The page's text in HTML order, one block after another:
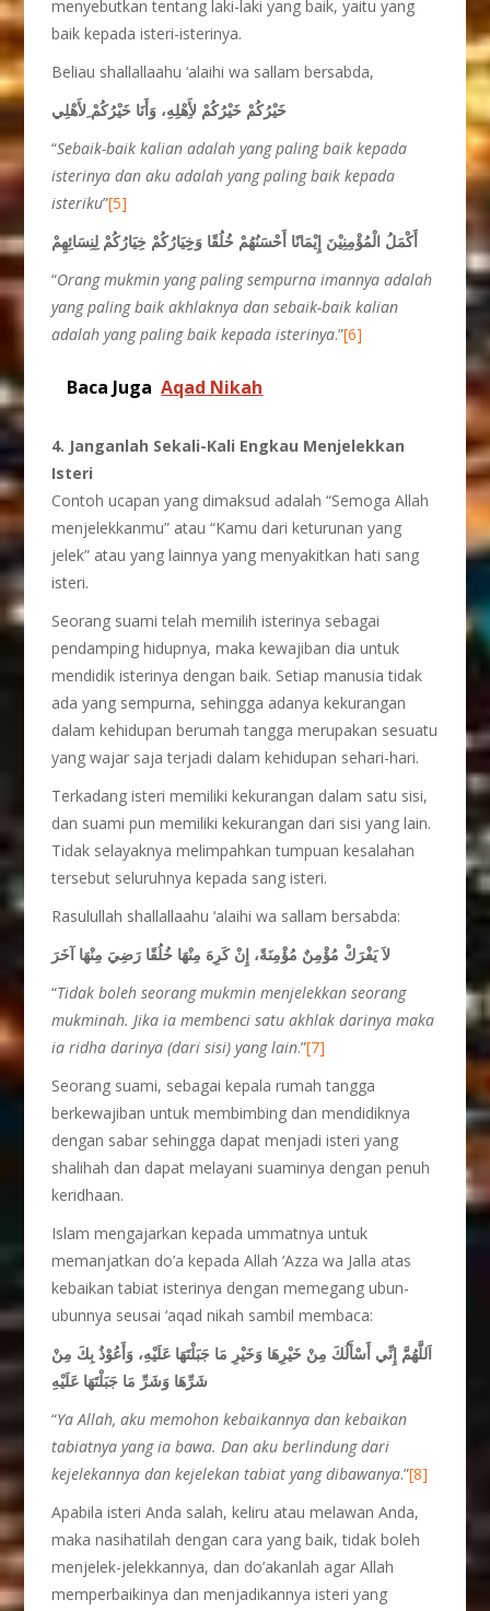
menyebutkan tentang laki-laki yang baik, yaitu yang
baik kepada isteri-isterinya.
Beliau shallallaahu ‘alaihi wa sallam bersabda,
خَيْرُكُمْ خَيْرُكُمْ لأَِهْلِهِ، وَأَنَا خَيْرُكُمْ ِلأَهْلِي
“Sebaik-baik kalian adalah yang paling baik kepada
isterinya dan aku adalah yang paling baik kepada
isteriku”[5]
أَكْمَلُ الْمُؤْمِنِيْنَ إِيْمَانًا أَحْسَنُهُمْ خُلُقًا وَخِِيَارُكُمْ خِيَارُكُمْ لِنِسَائِهِمْ
“Orang mukmin yang paling sempurna imannya adalah
yang paling baik akhlaknya dan sebaik-baik kalian
adalah yang paling baik kepada isterinya.”[6]
Baca Juga Aqad Nikah
4. Janganlah Sekali-Kali Engkau Menjelekkan
Isteri
Contoh ucapan yang dimaksud adalah “Semoga Allah
menjelekkanmu” atau “Kamu dari keturunan yang
jelek” atau yang lainnya yang menyakitkan hati sang
isteri.
Seorang suami telah memilih isterinya sebagai
pendamping hidupnya, maka kewajiban dia untuk
mendidik isterinya dengan baik. Setiap manusia tidak
ada yang sempurna, sehingga adanya kekurangan
dalam kehidupan berumah tangga merupakan sesuatu
yang wajar saja terjadi dalam kehidupan sehari-hari.
Terkadang isteri memiliki kekurangan dalam satu sisi,
dan suami pun memiliki kekurangan dari sisi yang lain.
Tidak selayaknya melimpahkan tumpuan kesalahan
tersebut seluruhnya kepada sang isteri.
Rasulullah shallallaahu ‘alaihi wa sallam bersabda:
لاَ يَفْرَكْ مُؤْمِنٌ مُؤْمِنَةً، إِنْ كَرِهَ مِنْهَا خُلُقًا رَضِيَ مِنْهَا آخَرَ
“Tidak boleh seorang mukmin menjelekkan seorang
mukminah. Jika ia membenci satu akhlak darinya maka
ia ridha darinya (dari sisi) yang lain.”[7]
Seorang suami, sebagai kepala rumah tangga
berkewajiban untuk membimbing dan mendidiknya
dengan sabar sehingga dapat menjadi isteri yang
shalihah dan dapat melayani suaminya dengan penuh
keridhaan.
Islam mengajarkan kepada ummatnya untuk
memanjatkan do’a kepada Allah ‘Azza wa Jalla atas
kebaikan tabiat isterinya dengan memegang ubun-
ubunnya seusai ‘aqad nikah sambil membaca:
اَللَّهُمَّ إِنِّي أَسْأَلُكَ مِنْ خَيْرِهَا وَخَيْرِ مَا جَبَلْتَهَا عَلَيْهِ، وَأَعُوْذُ بِكَ مِنْ
شَرِّهَا وَشَرِّ مَا جَبَلْتَهَا عَلَيْهِ
“Ya Allah, aku memohon kebaikannya dan kebaikan
tabiatnya yang ia bawa. Dan aku berlindung dari
kejelekannya dan kejelekan tabiat yang dibawanya.”[8]
Apabila isteri Anda salah, keliru atau melawan Anda,
maka nasihatilah dengan cara yang baik, tidak boleh
menjelek-jelekkannya, dan do’akanlah agar Allah
memperbaikinya dan menjadikannya isteri yang